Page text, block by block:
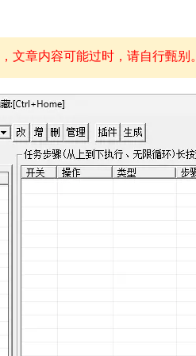
，文章内容可能过时，请自行甄别